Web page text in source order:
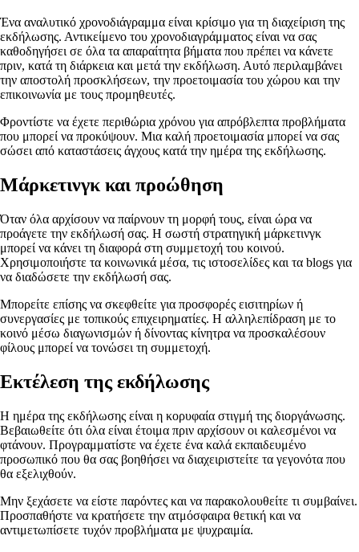
Ένα αναλυτικό χρονοδιάγραμμα είναι κρίσιμο για τη διαχείριση της
εκδήλωσης. Αντικείμενο του χρονοδιαγράμματος είναι να σας
καθοδηγήσει σε όλα τα απαραίτητα βήματα που πρέπει να κάνετε
πριν, κατά τη διάρκεια και μετά την εκδήλωση. Αυτό περιλαμβάνει
την αποστολή προσκλήσεων, την προετοιμασία του χώρου και την
επικοινωνία με τους προμηθευτές.
Φροντίστε να έχετε περιθώρια χρόνου για απρόβλεπτα προβλήματα
που μπορεί να προκύψουν. Μια καλή προετοιμασία μπορεί να σας
σώσει από καταστάσεις άγχους κατά την ημέρα της εκδήλωσης.
Μάρκετινγκ και προώθηση
Όταν όλα αρχίσουν να παίρνουν τη μορφή τους, είναι ώρα να
προάγετε την εκδήλωσή σας. Η σωστή στρατηγική μάρκετινγκ
μπορεί να κάνει τη διαφορά στη συμμετοχή του κοινού.
Χρησιμοποιήστε τα κοινωνικά μέσα, τις ιστοσελίδες και τα blogs για
να διαδώσετε την εκδήλωσή σας.
Μπορείτε επίσης να σκεφθείτε για προσφορές εισιτηρίων ή
συνεργασίες με τοπικούς επιχειρηματίες. Η αλληλεπίδραση με το
κοινό μέσω διαγωνισμών ή δίνοντας κίνητρα να προσκαλέσουν
φίλους μπορεί να τονώσει τη συμμετοχή.
Εκτέλεση της εκδήλωσης
Η ημέρα της εκδήλωσης είναι η κορυφαία στιγμή της διοργάνωσης.
Βεβαιωθείτε ότι όλα είναι έτοιμα πριν αρχίσουν οι καλεσμένοι να
φτάνουν. Προγραμματίστε να έχετε ένα καλά εκπαιδευμένο
προσωπικό που θα σας βοηθήσει να διαχειριστείτε τα γεγονότα που
θα εξελιχθούν.
Μην ξεχάσετε να είστε παρόντες και να παρακολουθείτε τι συμβαίνει.
Προσπαθήστε να κρατήσετε την ατμόσφαιρα θετική και να
αντιμετωπίσετε τυχόν προβλήματα με ψυχραιμία.